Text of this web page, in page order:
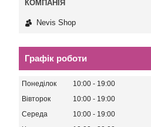
Nevis Shop
Графік роботи
Понеділок 10:00
19:00
Вівторок
10:00
19:00
Середа
10:00
19:00